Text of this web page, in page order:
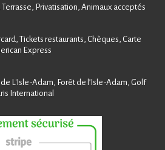
Privatisation, Animaux acceptés
Tickets restaurants, Chèques, Carte
Express
L'Isle-Adam, Forêt de l’Isle-Adam, Golf
International